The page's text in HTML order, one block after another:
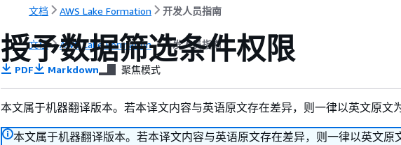
文档 AWS Lake Formation 开发人员指南
文档 AWS Lake Formation 开发人员指南
授予数据筛选条件权限
PDF Markdown 聚焦模式
本文属于机器翻译版本。若本译文内容与英语原文存在差异，则一律以英文原文为
本文属于机器翻译版本。若本译文内容与英语原文存在差异，则一律以英文原